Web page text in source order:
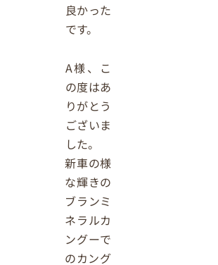
良かった
です。
A様、こ
の度はあ
りがとう
ございま
した。
新車の様
な輝きの
ブランミ
ネラルカ
ングーで
のカング